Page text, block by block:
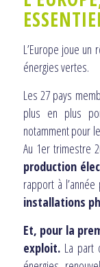
L’Europe joue
énergies vertes.
Les 27 pays
plus en plus
notamment pour
Au 1er trimestre
production
rapport à
installations
Et, pour la
exploit.La part